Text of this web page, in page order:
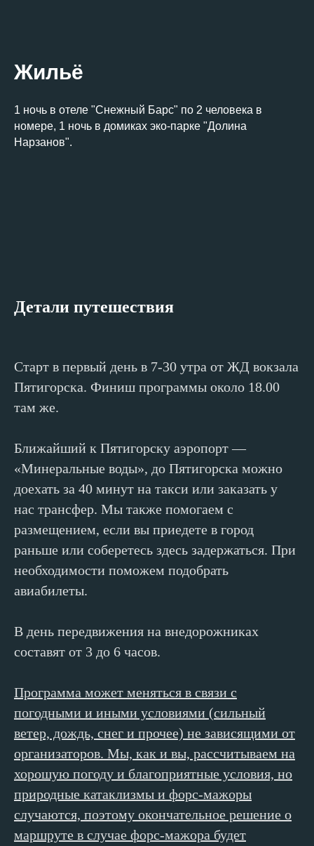
Жильё
1 ночь в отеле "Снежный Барс" по 2 человека в
номере, 1 ночь в домиках эко-парке "Долина
Нарзанов".
Детали путешествия
Старт в первый день в 7-30 утра от ЖД вокзала
Пятигорска. Финиш программы около 18.00
там же.
Ближайший к Пятигорску аэропорт —
«Минеральные воды», до Пятигорска можно
доехать за 40 минут на такси или заказать у
нас трансфер. Мы также помогаем с
размещением, если вы приедете в город
раньше или соберетесь здесь задержаться. При
необходимости поможем подобрать
авиабилеты.
В день передвижения на внедорожниках
составят от 3 до 6 часов.
Программа может меняться в связи с
погодными и иными условиями (сильный
ветер, дождь, снег и прочее) не зависящими от
организаторов. Мы, как и вы, рассчитываем на
хорошую погоду и благоприятные условия, но
природные катаклизмы и форс-мажоры
случаются, поэтому окончательное решение о
маршруте в случае форс-мажора будет
нами!
форму,
мы свяжемся
с вами и ответим
Телефон (к которому у вас привязан аккаунт в
Телеграме)
Ваш вопрос (не обязательно)
Я даю свое
выраженном всогласии на получение рекламных рассылок
Если у вас остались вопросы,
companionsAC@yandex.ru
+7 (928) 971-11-49Влад
Социальные сети
+7 (910) 474-88-09Ульяна
@companions_adventure_club